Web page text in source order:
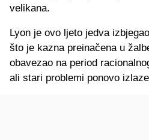
velikana.
Lyon je ovo ljeto jedva
što je kazna preinačena u
obavezao na period
ali stari problemi ponovo